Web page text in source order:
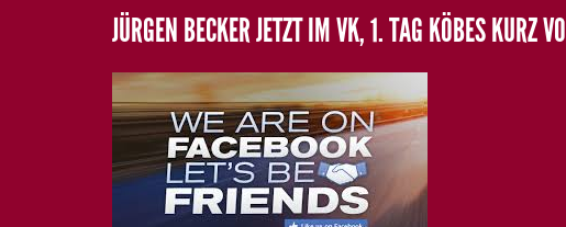
JÜRGEN BECKER JETZT IM VK, 1. TAG KÖBES KURZ